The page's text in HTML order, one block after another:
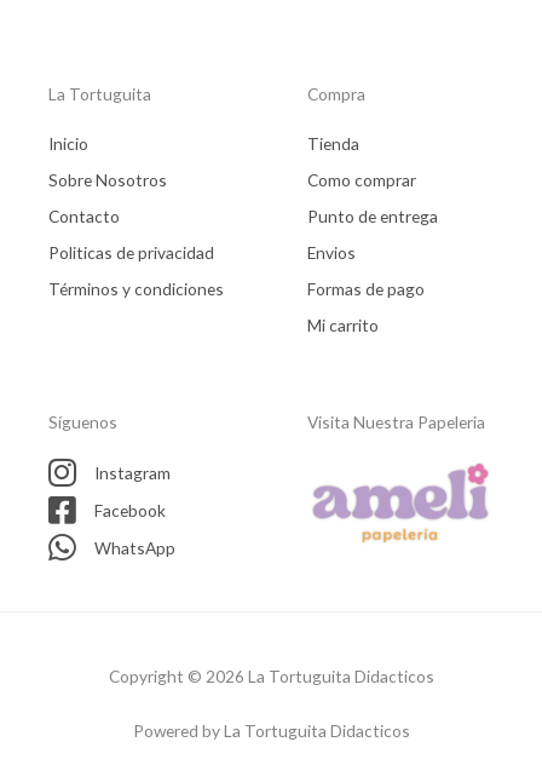
La Tortuguita
Inicio
Sobre Nosotros
Contacto
Politicas de privacidad
Términos y condiciones
Compra
Tienda
Como comprar
Punto de entrega
Envios
Formas de pago
Mi carrito
Síguenos
Instagram
Facebook
WhatsApp
Visita Nuestra Papeleria
Copyright © 2026 La Tortuguita Didacticos
Powered by La Tortuguita Didacticos